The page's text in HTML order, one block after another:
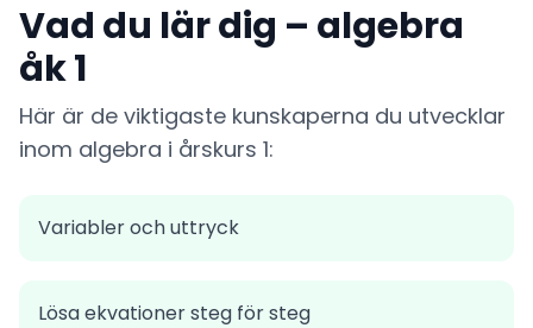
Vad du lär dig – algebra
åk 1
Här är de viktigaste kunskaperna du utvecklar
inom algebra i årskurs 1:
Variabler och uttryck
Lösa ekvationer steg för steg